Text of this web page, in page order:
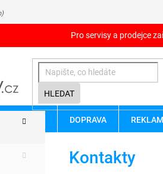
Pro servisy a prodejce
HLEDAT
DOPRAVA
Kontakty